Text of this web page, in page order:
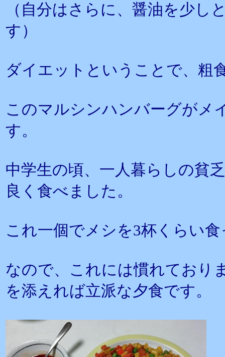
（自分はさらに、醤油を少し
す）
ダイエットということで、粗
このマルシンハンバーグがメ
す。
中学生の頃、一人暮らしの貧
良く食べました。
これ一個でメシを3杯くらい
なので、これには慣れており
を添えれば立派な夕食です。